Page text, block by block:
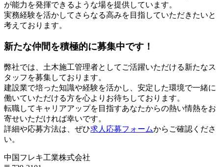
が能力を発揮できるような場を提供しています。
実務経験を活かしてさらなる高みを目指していただきたいと
考えております。
新たな仲間を積極的に募集中です！
弊社では、土木施工管理者としてご活躍いただける新たなス
タッフを募集しております。
建設業で培った知識や経験を活かし、安定した環境で一緒に
働いていただける方を心よりお待ちしております。
転職してキャリアアップを目指すあなたからの熱い情熱をお
寄せいただければ幸いです。
詳細や応募方法は、ぜひ求人応募フォームからご確認くださ
い。
中国フレキ工業株式会社